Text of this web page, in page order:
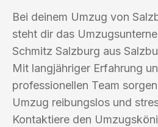
Bei deinem Umzug von
steht dir das
Schmitz Salzburg aus
Mit langjähriger Erfahrung
professionellen Team
Umzug reibungslos und
Kontaktiere den